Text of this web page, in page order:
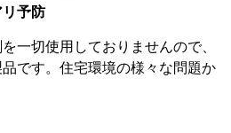
予防
一切使用しておりませんので、
です。住宅環境の様々な問題か